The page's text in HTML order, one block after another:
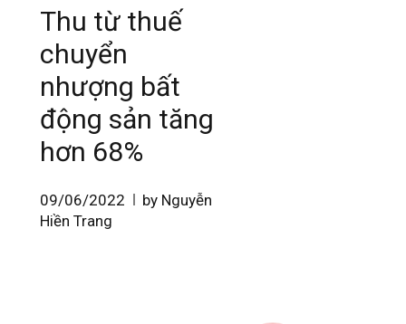
Thu từ thuế
chuyển
nhượng bất
động sản tăng
hơn 68%
09/06/2022
by Nguyễn
Hiền Trang